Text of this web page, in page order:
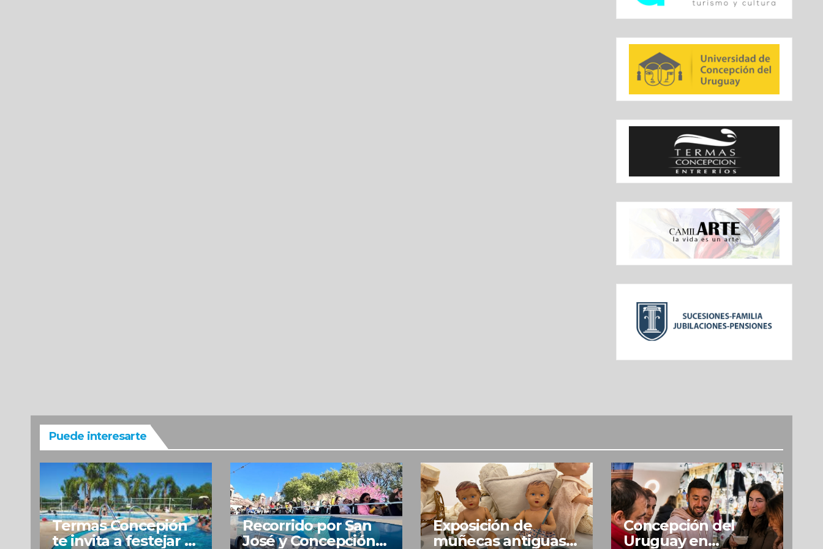
Puede interesarte
Termas Concepión
te invita a festejar el
Recorrido por San
José y Concepción
Exposición de
muñecas antiguas
Concepción del
Uruguay en